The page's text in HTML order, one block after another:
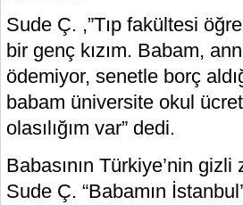
Sude Ç. ,”Tıp fakültesi
bir genç kızım. Babam,
ödemiyor, senetle borç
babam üniversite okul
olasılığım var” dedi.
Babasının Türkiye’nin
Sude Ç. “Babamın